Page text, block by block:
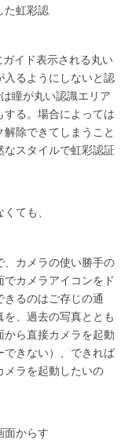
た虹彩認
イド表示される丸い
入るようにしないと認
瞳が丸い認識エリア
る。場合によっては
除できてしまうこと
なスタイルで虹彩認証
ても、
、カメラの使い勝手の
カメラアイコンをド
るのはご存じの通
を、過去の写真ととも
から直接カメラを起動
できない）、できれば
メラを起動したいの
面からす